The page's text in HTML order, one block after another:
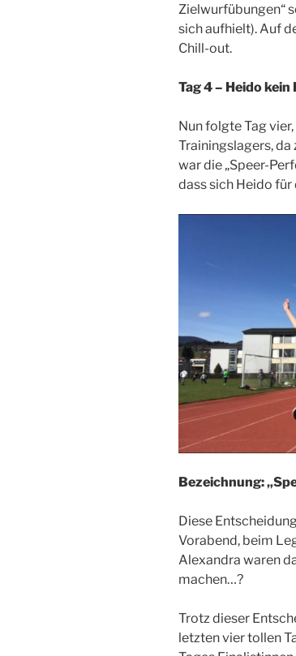
Zielwurfübungen“
sich aufhielt). Auf
Chill-out.
Tag 4 – Heido
Nun folgte Tag
Trainingslagers,
war die „Speer-
dass sich Heido
Bezeichnung:
Diese
Vorabend, beim
Alexandra waren
machen…?
Trotz dieser
letzten vier tollen